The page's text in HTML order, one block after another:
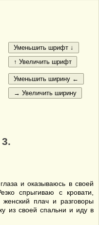
и оказываюсь в своей
спрыгиваю с кровати,
плач и разговоры
из своей спальни и иду в